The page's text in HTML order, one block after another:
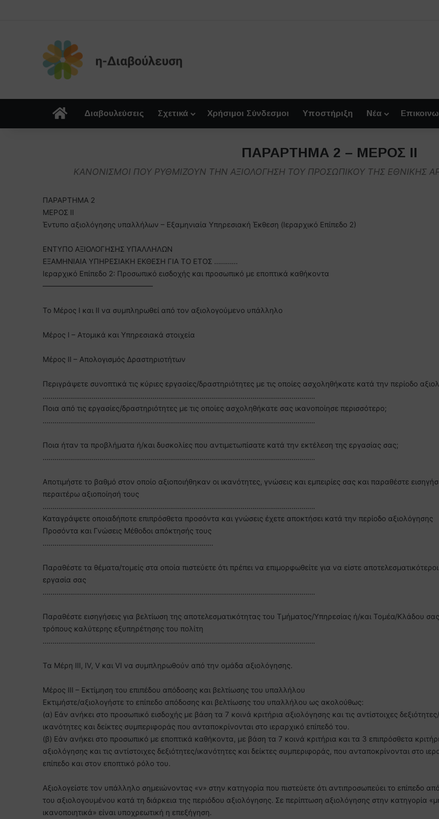
ΑρχικήΔιαβουλεύσεις Σχετικά Χρήσιμοι Σύνδεσμοι Υποστήριξη Νέα
ΠΑΡΑΡΤΗΜΑ 2 – ΜΕΡΟΣ ΙΙ
ΚΑΝΟΝΙΣΜΟΙ ΠΟΥ ΡΥΘΜΙΖΟΥΝ ΤΗΝ ΑΞΙΟΛΟΓΗΣΗ ΤΟΥ ΠΡΟΣΩΠΙΚΟΥ ΤΗΣ ΕΘΝΙΚΗΣ
ΠΑΡΑΡΤΗΜΑ 2
ΜΕΡΟΣ ΙΙ
Έντυπο αξιολόγησης υπαλλήλων – Εξαμηνιαία Υπηρεσιακή Έκθεση (Ιεραρχικό Επίπεδο 2)
ΕΝΤΥΠΟ ΑΞΙΟΛΟΓΗΣΗΣ ΥΠΑΛΛΗΛΩΝ
ΕΞΑΜΗΝΙΑΙΑ ΥΠΗΡΕΣΙΑΚΗ ΕΚΘΕΣΗ ΓΙΑ ΤΟ ΕΤΟΣ …………
Ιεραρχικό Επίπεδο 2: Προσωπικό εισδοχής και προσωπικό με εποπτικά καθήκοντα
———————————————
Το Μέρος Ι και ΙΙ να συμπληρωθεί από τον αξιολογούμενο υπάλληλο
Μέρος I – Ατομικά και Υπηρεσιακά στοιχεία
Μέρος II – Απολογισμός Δραστηριοτήτων
Περιγράψετε συνοπτικά τις κύριες εργασίες/δραστηριότητες με τις οποίες ασχοληθήκατε κατά την περίοδο
………………………………………………………………………………………………………………………….
Ποια από τις εργασίες/δραστηριότητες με τις οποίες ασχοληθήκατε σας ικανοποίησε περισσότερο;
………………………………………………………………………………………………………………………….
Ποια ήταν τα προβλήματα ή/και δυσκολίες που αντιμετωπίσατε κατά την εκτέλεση της εργασίας σας;
………………………………………………………………………………………………………………………….
Αποτιμήστε το βαθμό στον οποίο αξιοποιήθηκαν οι ικανότητες, γνώσεις και εμπειρίες σας και παραθέστε
περαιτέρω αξιοποίησή τους
………………………………………………………………………………………………………………………….
Καταγράψετε οποιαδήποτε επιπρόσθετα προσόντα και γνώσεις έχετε αποκτήσει κατά την περίοδο αξιολόγησης
Προσόντα και Γνώσεις Μέθοδοι απόκτησής τους
……………………………………………………………………………
Παραθέστε τα θέματα/τομείς στα οποία πιστεύετε ότι πρέπει να επιμορφωθείτε για να είστε
εργασία σας
………………………………………………………………………………………………………………………….
Παραθέστε εισηγήσεις για βελτίωση της αποτελεσματικότητας του Τμήματος/Υπηρεσίας ή/και Τομέα/Κλάδου
τρόπους καλύτερης εξυπηρέτησης του πολίτη
………………………………………………………………………………………………………………………….
Τα Μέρη ΙΙΙ, IV, V και VI να συμπληρωθούν από την ομάδα αξιολόγησης.
Μέρος III – Εκτίμηση του επιπέδου απόδοσης και βελτίωσης του υπαλλήλου
Εκτιμήστε/αξιολογήστε το επίπεδο απόδοσης και βελτίωσης του υπαλλήλου ως ακολούθως:
(α) Εάν ανήκει στο προσωπικό εισδοχής με βάση τα 7 κοινά κριτήρια αξιολόγησης και τις αντίστοιχες δεξιότητες/
ικανότητες και δείκτες συμπεριφοράς που ανταποκρίνονται στο ιεραρχικό επίπεδό του.
(β) Εάν ανήκει στο προσωπικό με εποπτικά καθήκοντα, με βάση τα 7 κοινά κριτήρια και τα 3 επιπρόσθετα
αξιολόγησης και τις αντίστοιχες δεξιότητες/ικανότητες και δείκτες συμπεριφοράς, που ανταποκρίνονται στο
επίπεδο και στον εποπτικό ρόλο του.
Αξιολογείστε τον υπάλληλο σημειώνοντας «ν» στην κατηγορία που πιστεύετε ότι αντιπροσωπεύει το επίπεδο
του αξιολογουμένου κατά τη διάρκεια της περιόδου αξιολόγησης. Σε περίπτωση αξιολόγησης στην κατηγορία
ικανοποιητικά» είναι υποχρεωτική η επεξήγηση.